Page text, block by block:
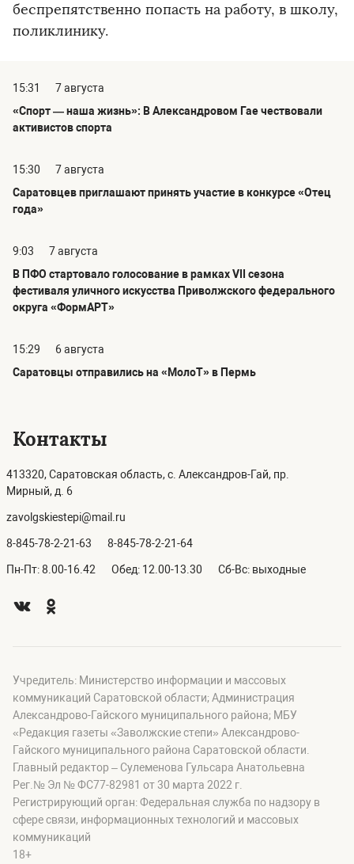
беспрепятственно попасть на работу, в школу,
поликлинику.
15:31
7 августа
«Спорт — наша жизнь»: В Александровом Гае чествовали
активистов спорта
15:30
7 августа
Саратовцев приглашают принять участие в конкурсе «Отец
года»
9:03
7 августа
В ПФО стартовало голосование в рамках VII сезона
фестиваля уличного искусства Приволжского федерального
округа «ФормАРТ»
15:29
6 августа
Саратовцы отправились на «МолоТ» в Пермь
Контакты
413320, Саратовская область, с. Александров-Гай, пр.
Мирный, д. 6
zavolgskiestepi@mail.ru
8-845-78-2-21-63 8-845-78-2-21-64
Пн-Пт: 8.00-16.42 Обед: 12.00-13.30 Сб-Вс: выходные
Учредитель: Министерство информации и массовых
коммуникаций Саратовской области; Администрация
Александрово-Гайского муниципального района; МБУ
«Редакция газеты «Заволжские степи» Александрово-
Гайского муниципального района Саратовской области.
Главный редактор – Сулеменова Гульсара Анатольевна
Рег.№ Эл № ФС77-82981 от 30 марта 2022 г.
Регистрирующий орган: Федеральная служба по надзору в
сфере связи, информационных технологий и массовых
коммуникаций
18+